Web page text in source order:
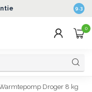
9.3
0
Droger 8 kg